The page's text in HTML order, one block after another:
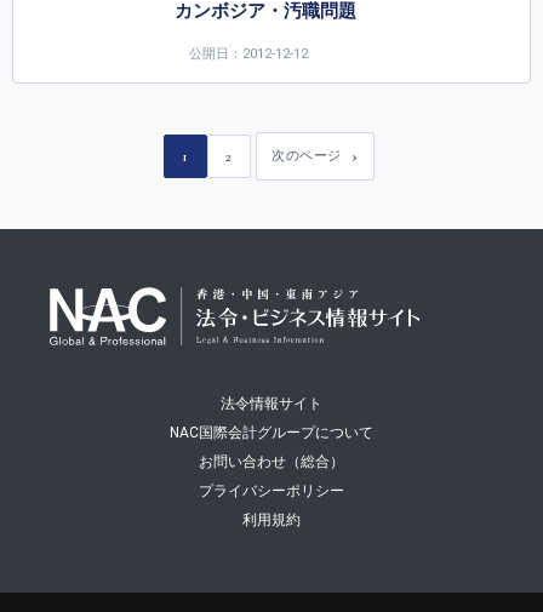
カンボジア・汚職問題
公開日：2012-12-12
1 2 次のページ
法令情報サイト
NAC国際会計グループについて
お問い合わせ（総合）
プライバシーポリシー
利用規約